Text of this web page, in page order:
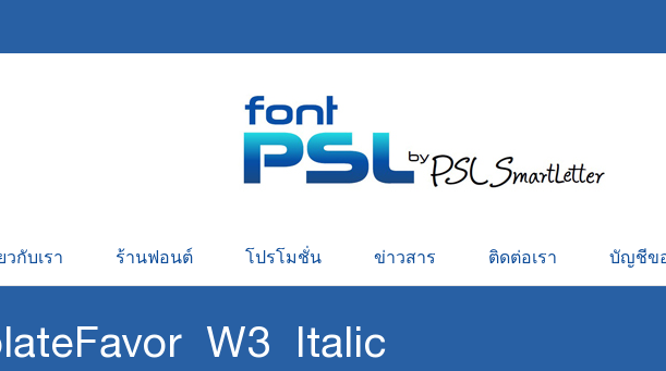
วกับเรา ร้านฟอนต์ โปรโมชั่น ข่าวสาร ติดต่อเรา บัญชีข
W3 Italic